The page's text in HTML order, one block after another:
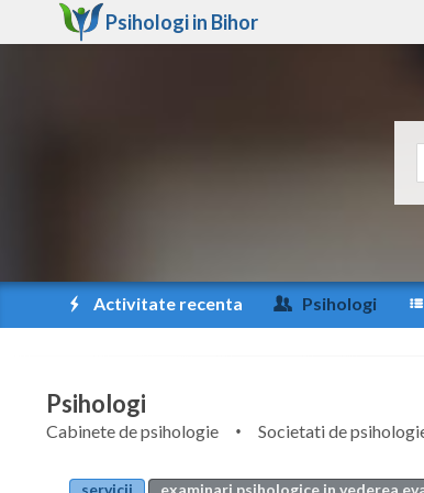
Psihologi in Bihor
Activitate recenta Psihologi
Psihologi
Cabinete de psihologie Societati de
servicii
examinari psihologice in vederea